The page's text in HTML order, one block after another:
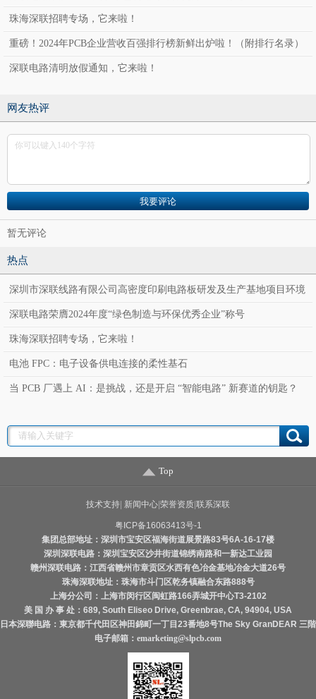
珠海深联招聘专场，它来啦！
重磅！2024年PCB企业营收百强排行榜新鲜出炉啦！（附排行名录）
深联电路清明放假通知，它来啦！
网友热评
暂无评论
热点
深圳市深联线路有限公司高密度印刷电路板研发及生产基地项目环境
影响报告表公示
深联电路荣膺2024年度“绿色制造与环保优秀企业”称号
珠海深联招聘专场，它来啦！
电池 FPC：电子设备供电连接的柔性基石
当 PCB 厂遇上 AI：是挑战，还是开启 “智能电路” 新赛道的钥匙？
Top
技术支持 新闻中心 荣誉资质 联系深联
粤ICP备16063413号-1
集团总部地址：深圳市宝安区福海街道展景路83号6A-16-17楼
深圳深联电路：深圳宝安区沙井街道锦绣南路和一新达工业园
赣州深联电路：江西省赣州市章贡区水西有色冶金基地冶金大道26号
珠海深联地址：珠海市斗门区乾务镇融合东路888号
上海分公司：上海市闵行区闽虹路166弄城开中心T3-2102
美 国 办 事 处：689, South Eliseo Drive, Greenbrae, CA, 94904, USA
日本深聯电路：東京都千代田区神田錦町一丁目23番地8号The Sky GranDEAR 三階
电子邮箱： emarketing@slpcb.com